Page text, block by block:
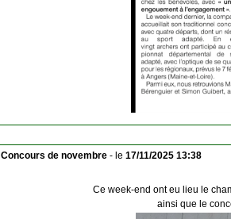
Concours de novembre - le 17/11/2025 13:38
Ce week-end ont eu lieu le
ainsi que le